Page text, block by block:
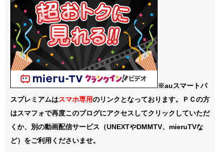
※auスマートパ
スプレミアムはスマホ専用のリンクとなっております。ＰＣの方
はスマフォで再度このブログにアクセスしてクリックしていただ
くか、別の動画配信サービス（UNEXTやDMMTV、mieruTVな
ど）をご利用くださいませ。